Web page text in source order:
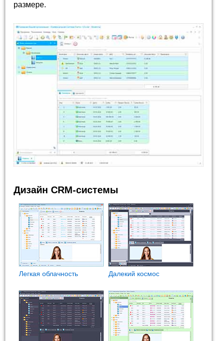
размере.
Дизайн CRM-системы
Легкая облачность Далекий космос